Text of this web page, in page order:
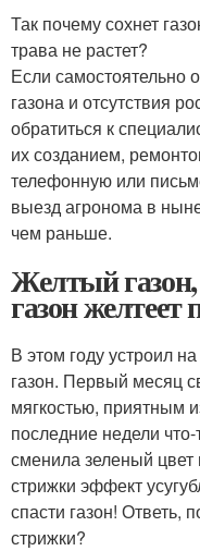
Так почему сохнет
трава не растет?
Если самостоятельно
газона и отсутствия
обратиться к
их созданием,
телефонную или
выезд агронома в
чем раньше.
Желтый
газон желтеет
В этом году устроил
газон. Первый месяц
мягкостью, приятным
последние недели
сменила зеленый
стрижки эффект
спасти газон! Ответь,
стрижки?